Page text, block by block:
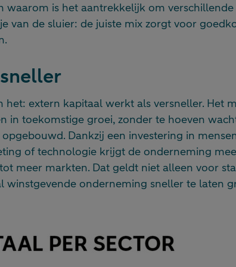
waarom is het aantrekkelijk om
van de sluier: de juiste mix zorgt voor
het: extern kapitaal werkt als versneller. Het
in toekomstige groei, zonder te hoeven
Dankzij een investering in
of technologie krijgt de onderneming
meer markten. Dat geldt niet alleen voor
winstgevende onderneming sneller te laten